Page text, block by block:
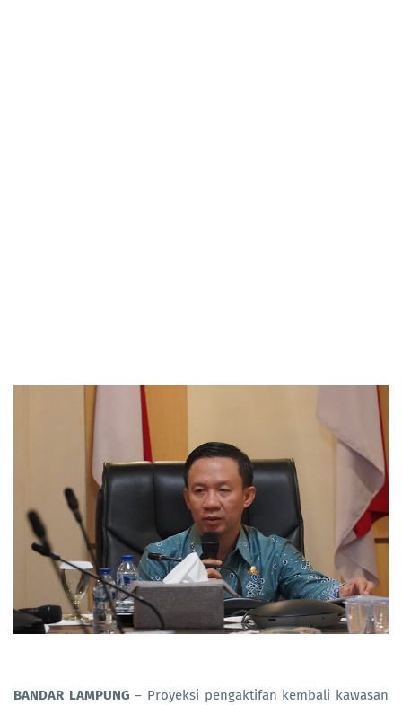
BANDAR LAMPUNG – Proyeksi pengaktifan kembali kawasan